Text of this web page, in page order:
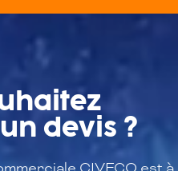
devis ?